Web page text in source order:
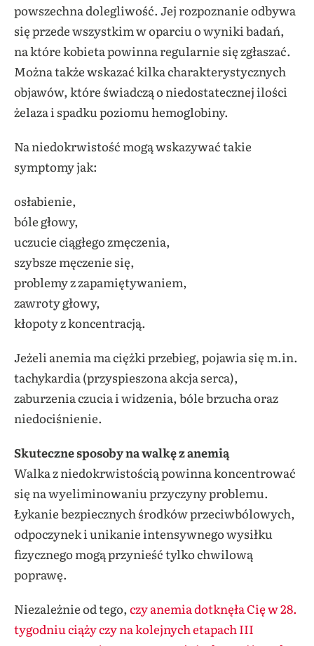
powszechna dolegliwość. Jej rozpoznanie odbywa
się przede wszystkim w oparciu o wyniki badań,
na które kobieta powinna regularnie się zgłaszać.
Można także wskazać kilka charakterystycznych
objawów, które świadczą o niedostatecznej ilości
żelaza i spadku poziomu hemoglobiny.
Na niedokrwistość mogą wskazywać takie
symptomy jak:
osłabienie,
bóle głowy,
uczucie ciągłego zmęczenia,
szybsze męczenie się,
problemy z zapamiętywaniem,
zawroty głowy,
kłopoty z koncentracją.
Jeżeli anemia ma ciężki przebieg, pojawia się m.in.
tachykardia (przyspieszona akcja serca),
zaburzenia czucia i widzenia, bóle brzucha oraz
niedociśnienie.
Skuteczne sposoby na walkę z anemią
Walka z niedokrwistością powinna koncentrować
się na wyeliminowaniu przyczyny problemu.
Łykanie bezpiecznych środków przeciwbólowych,
odpoczynek i unikanie intensywnego wysiłku
fizycznego mogą przynieść tylko chwilową
poprawę.
Niezależnie od tego,czy anemia dotknęła Cię w 28.
tygodniu ciąży czy na kolejnych etapach III